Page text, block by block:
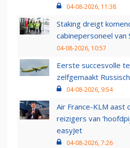
04-08-2026, 11:38
Staking dreigt
cabinepersoneel van
04-08-2026, 10:57
Eerste succesvolle
zelfgemaakt
04-08-2026, 9:54
Air France-KLM aast
reizigers van
easyJet
04-08-2026, 7:26